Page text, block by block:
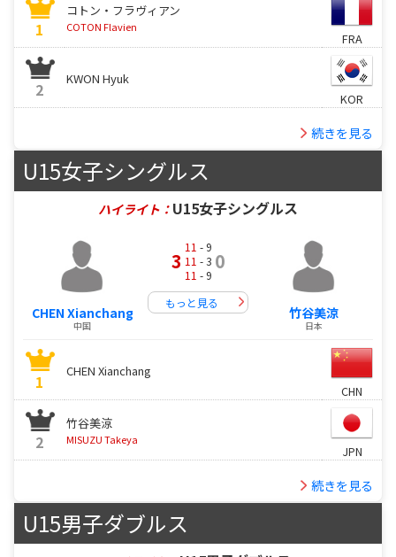
1
コトン・フラヴィアン
COTON Flavien
FRA
2
KWON Hyuk
KOR
続きを見る
U15女子シングルス
ハイライト： U15女子シングルス
CHEN Xianchang
中国
3
11 - 9
11 - 3
11 - 9
0
もっと見る
竹谷美涼
日本
1
CHEN Xianchang
CHN
2
竹谷美涼
MISUZU Takeya
JPN
続きを見る
U15男子ダブルス